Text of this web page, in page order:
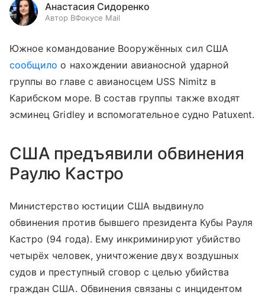
Анастасия Сидоренко
Автор ВФокусе Mail
Южное командование Вооружённых сил США
сообщило о нахождении авианосной ударной
группы во главе с авианосцем USS Nimitz в
Карибском море. В состав группы также входят
эсминец Gridley и вспомогательное судно Patuxent.
США предъявили обвинения
Раулю Кастро
Министерство юстиции США выдвинуло
обвинения против бывшего президента Кубы Рауля
Кастро (94 года). Ему инкриминируют убийство
четырёх человек, уничтожение двух воздушных
судов и преступный сговор с целью убийства
граждан США. Обвинения связаны с инцидентом